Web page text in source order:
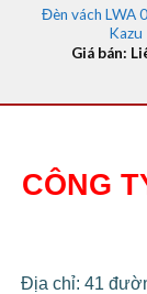
Đèn vách LWA
Kazu
Giá bán:
CÔNG
Địa chỉ: 41